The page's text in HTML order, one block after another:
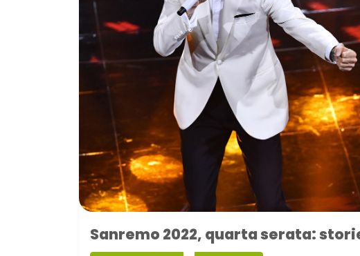
Sanremo 2022, quarta serata: